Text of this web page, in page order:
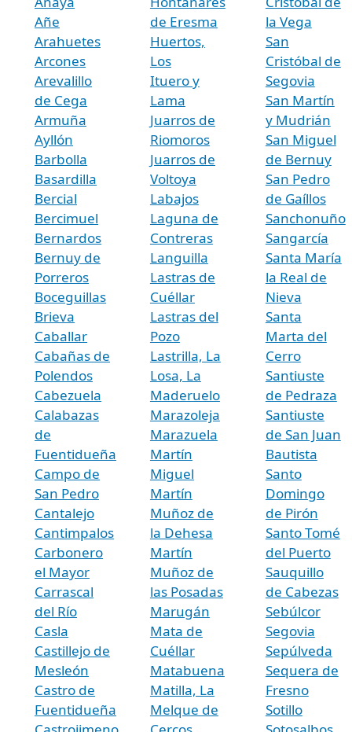
Añe
Arahuetes
Arcones
Arevalillo
de Cega
Armuña
Ayllón
Barbolla
Basardilla
Bercial
Bercimuel
Bernardos
Bernuy de
Porreros
Boceguillas
Brieva
Caballar
Cabañas de
Polendos
Cabezuela
Calabazas
de
Fuentidueña
Campo de
San Pedro
Cantalejo
Cantimpalos
Carbonero
el Mayor
Carrascal
del Río
Casla
Castillejo de
Mesleón
Castro de
Fuentidueña
de Eresma
Huertos,
Los
Ituero y
Lama
Juarros de
Riomoros
Juarros de
Voltoya
Labajos
Laguna de
Contreras
Languilla
Lastras de
Cuéllar
Lastras del
Pozo
Lastrilla, La
Losa, La
Maderuelo
Marazoleja
Marazuela
Martín
Miguel
Martín
Muñoz de
la Dehesa
Martín
Muñoz de
las Posadas
Marugán
Mata de
Cuéllar
Matabuena
Matilla, La
Melque de
la Vega
San
Cristóbal de
Segovia
San Martín
y Mudrián
San Miguel
de Bernuy
San Pedro
de Gaíllos
Sanchonuño
Sangarcía
Santa María
la Real de
Nieva
Santa
Marta del
Cerro
Santiuste
de Pedraza
Santiuste
de San Juan
Bautista
Santo
Domingo
de Pirón
Santo Tomé
del Puerto
Sauquillo
de Cabezas
Sebúlcor
Segovia
Sepúlveda
Sequera de
Fresno
Sotillo